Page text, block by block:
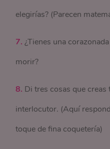
elegirías? (Parecen
7.¿Tienes una
morir?
8. Di tres cosas que
interlocutor. (Aquí
toque de fina coquetería)